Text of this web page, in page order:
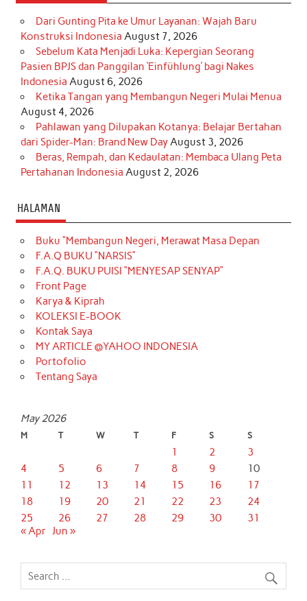
Dari Gunting Pita ke Umur Layanan: Wajah Baru
Konstruksi Indonesia August 7, 2026
Sebelum Kata Menjadi Luka: Kepergian Seorang
Pasien BPJS dan Panggilan ‘Einfühlung’ bagi Nakes
Indonesia August 6, 2026
Ketika Tangan yang Membangun Negeri Mulai Menua
August 4, 2026
Pahlawan yang Dilupakan Kotanya: Belajar Bertahan
dari Spider-Man: Brand New DayAugust 3, 2026
Beras, Rempah, dan Kedaulatan: Membaca Ulang Peta
Pertahanan Indonesia August 2, 2026
HALAMAN
Buku “Membangun Negeri, Merawat Masa Depan
F.A.Q BUKU “NARSIS”
F.A.Q. BUKU PUISI “MENYESAP SENYAP”
Front Page
Karya & Kiprah
KOLEKSI E-BOOK
Kontak Saya
MY ARTICLE @YAHOO INDONESIA
Portofolio
Tentang Saya
May 2026
M T W T F S S
1 2
3
4
5 6 7 8 9
10
11
12 13 14 15 16
17
18
19 20 21 22 23
24
25
26 27 28 29 30
31
« Apr Jun »